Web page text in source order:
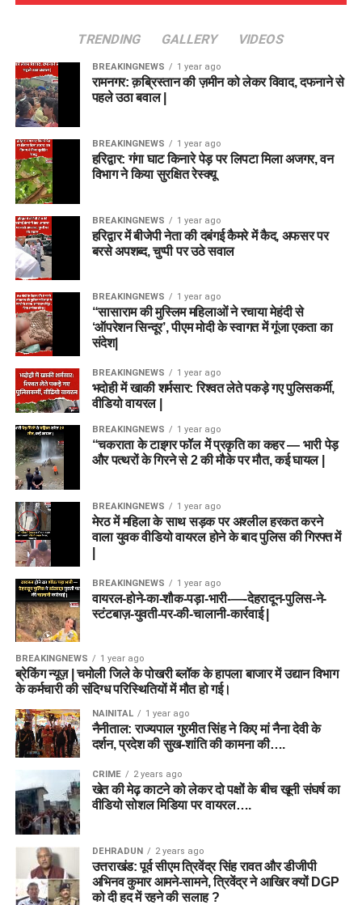
TRENDING GALLERY VIDEOS
BREAKINGNEWS 1 year ago
रामनगर: क़ब्रिस्तान की ज़मीन को लेकर विवाद, दफनाने से
पहले उठा बवाल |
BREAKINGNEWS 1 year ago
हरिद्वार: गंगा घाट किनारे पेड़ पर लिपटा मिला अजगर, वन
विभाग ने किया सुरक्षित रेस्क्यू
BREAKINGNEWS 1 year ago
हरिद्वार में बीजेपी नेता की दबंगई कैमरे में कैद, अफसर पर
बरसे अपशब्द, चुप्पी पर उठे सवाल
BREAKINGNEWS 1 year ago
“सासाराम की मुस्लिम महिलाओं ने रचाया मेहंदी से
‘ऑपरेशन सिन्दूर’, पीएम मोदी के स्वागत में गूंजा एकता का
संदेश|
BREAKINGNEWS 1 year ago
भदोही में खाकी शर्मसार: रिश्वत लेते पकड़े गए पुलिसकर्मी,
वीडियो वायरल |
BREAKINGNEWS 1 year ago
“चकराता के टाइगर फॉल में प्रकृति का कहर — भारी पेड़
और पत्थरों के गिरने से 2 की मौके पर मौत, कई घायल |
BREAKINGNEWS 1 year ago
मेरठ में महिला के साथ सड़क पर अश्लील हरकत करने
वाला युवक वीडियो वायरल होने के बाद पुलिस की गिरफ्त में
BREAKINGNEWS 1 year ago
वायरल-होने-का-शौक-पड़ा-भारी-—-देहरादून-पुलिस-ने-
स्टंटबाज़-युवती-पर-की-चालानी-कार्रवाई |
BREAKINGNEWS 1 year ago
ब्रेकिंग न्यूज़ | चमोली जिले के पोखरी ब्लॉक के हापला बाजार में उद्यान विभाग
के कर्मचारी की संदिग्ध परिस्थितियों में मौत हो गई।
NAINITAL 1 year ago
नैनीताल: राज्यपाल गुरमीत सिंह ने किए मां नैना देवी के
दर्शन, प्रदेश की सुख-शांति की कामना की….
CRIME 2 years ago
खेत की मेढ़ काटने को लेकर दो पक्षों के बीच खूनी संघर्ष का
वीडियो सोशल मिडिया पर वायरल….
DEHRADUN 2 years ago
उत्तराखंड: पूर्व सीएम त्रिवेंद्र सिंह रावत और डीजीपी
अभिनव कुमार आमने-सामने, त्रिवेंद्र ने आखिर क्यों DGP
को दी हद में रहने की सलाह ?